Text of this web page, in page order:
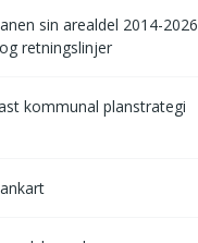
sin arealdel 2014-2026
retningslinjer
kommunal planstrategi